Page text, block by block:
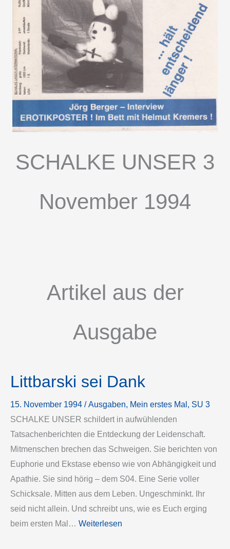
SCHALKE UNSER 3
November 1994
Artikel aus der
Ausgabe
Littbarski sei Dank
15. November 1994 /Ausgaben, Mein erstes Mal , SU 3
SCHALKE UNSER schildert in aufwühlenden
Tatsachenberichten die Entdeckung der Leidenschaft.
Mitmenschen brechen das Schweigen. Sie berichten von
Euphorie und Ekstase ebenso wie von Abhängigkeit und
Apathie. Sie sind hörig – dem S04. Eine Serie voller
Schicksale. Mitten aus dem Leben. Ungeschminkt. Ihr
seid nicht allein. Und schreibt uns, wie es Euch erging
beim ersten Mal… Weiterlesen